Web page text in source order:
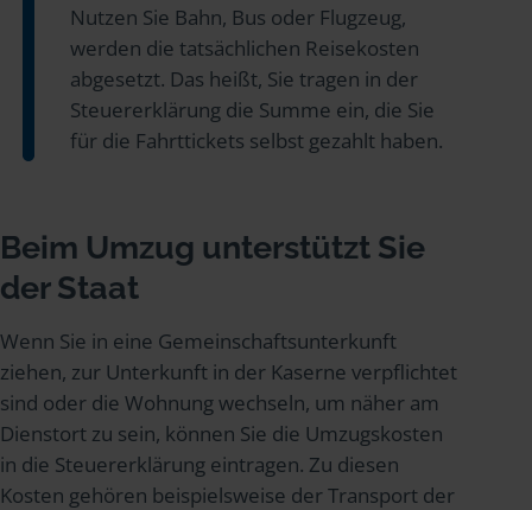
Nutzen Sie Bahn, Bus oder Flugzeug,
werden die tatsächlichen Reisekosten
abgesetzt. Das heißt, Sie tragen in der
Steuererklärung die Summe ein, die Sie
für die Fahrttickets selbst gezahlt haben.
Beim Umzug unterstützt Sie
der Staat
Wenn Sie in eine Gemeinschaftsunterkunft
ziehen, zur Unterkunft in der Kaserne verpflichtet
sind oder die Wohnung wechseln, um näher am
Dienstort zu sein, können Sie die Umzugskosten
in die Steuererklärung eintragen. Zu diesen
Kosten gehören beispielsweise der Transport der